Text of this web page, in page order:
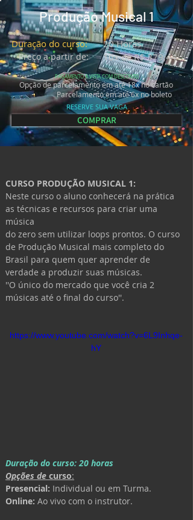
Produção Musical 1
Duração do curso:
Preço a partir de:
20 Horas
10x de R$ 379,44
PAGAMENTO Á VISTA COM DESCONTO
Opção de parcelamento em até 18x no cartão
Parcelamento em até 6x no boleto
RESERVE SUA VAGA
COMPRAR
CURSO PRODUÇÃO MUSICAL 1:
Neste curso o aluno conhecerá na prática
as técnicas e recursos para criar uma
música
do zero sem utilizar loops prontos. O curso
de Produção Musical mais completo do
Brasil para quem quer aprender de
verdade a produzir suas músicas.
''O único do mercado que você cria 2
músicas até o final do curso''.
https://www.youtube.com/watch?v=6L9Inhqe-
hY
Duração do curso: 20 horas
Opções de curso:
Presencial: Individual ou em Turma.
Online: Ao vivo com o instrutor.